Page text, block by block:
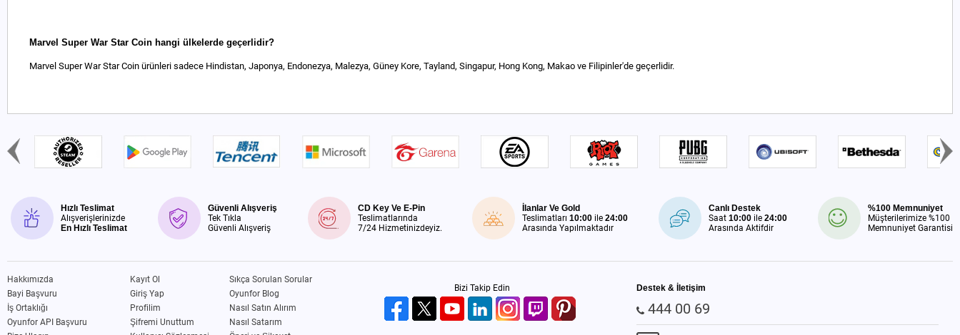
Marvel Super War Star Coin hangi ülkelerde geçerlidir?
Marvel Super War Star Coin ürünleri sadece Hindistan, Japonya, Endonezya, Malezya, Güney Kore, Tayland, Singapur, Hong Kong, Makao ve Filipinler'de geçerlidir.
Hızlı Teslimat
Alışverişlerinizde
En Hızlı Teslimat
Güvenli Alışveriş
Tek Tıkla
Güvenli Alışveriş
CD Key Ve E-Pin
Teslimatlarında
7/24 Hizmetinizdeyiz.
İlanlar Ve Gold
Teslimatları10:00 ile24:00
Arasında Yapılmaktadır
Canlı Destek
Saat10:00 ile24:00
Arasında Aktifdir
%100 Memnuniyet
Müşterilerimize %100
Memnuniyet Garantisi
Hakkımızda
Bayi Başvuru
İş Ortaklığı
Oyunfor API Başvuru
Kayıt Ol
Giriş Yap
Profilim
Şifremi Unuttum
Sıkça Sorulan Sorular
Oyunfor Blog
Nasıl Satın Alırım
Nasıl Satarım
Bizi Takip Edin Destek & İletişim
444 00 69